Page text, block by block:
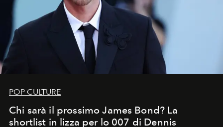
POP CULTURE
Chi sarà il prossimo James Bond? La
shortlist in lizza per lo 007 di Dennis